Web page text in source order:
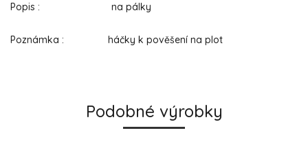
Popis : na pálky
Poznámka : háčky k pověšení na plot
Podobné výrobky